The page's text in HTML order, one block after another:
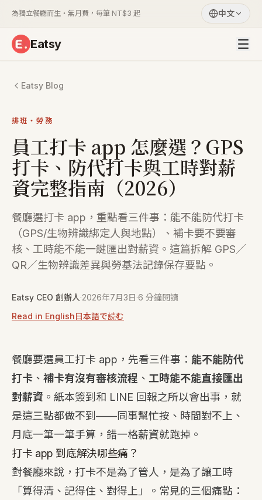
為獨立餐廳而生・無月費，每筆 NT$3 起 中文
Eatsy
Eatsy Blog
排班・勞務
員工打卡 app 怎麼選？GPS
打卡、防代打卡與工時對薪
資完整指南（2026）
餐廳選打卡 app，重點看三件事：能不能防代打卡
（GPS/生物辨識綁定人與地點）、補卡要不要審
核、工時能不能一鍵匯出對薪資。這篇拆解 GPS／
QR／生物辨識差異與勞基法記錄保存要點。
Eatsy CEO 創辦人·2026年7月3日·6 分鐘閱讀
Read in English日本語で読む
餐廳要選員工打卡 app，先看三件事： 能不能防代
打卡 、 補卡有沒有審核流程 、 工時能不能直接匯出
對薪資 。紙本簽到和 LINE 回報之所以會出事，就
是這三點都做不到——同事幫忙按、時間對不上、
月底一筆一筆手算，錯一格薪資就跑掉。
打卡 app 到底解決哪些痛？
對餐廳來說，打卡不是為了管人，是為了讓工時
「算得清、記得住、對得上」。常見的三個痛點：